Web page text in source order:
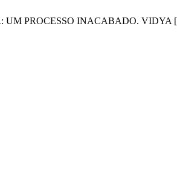
PROCESSO INACABADO. VIDYA